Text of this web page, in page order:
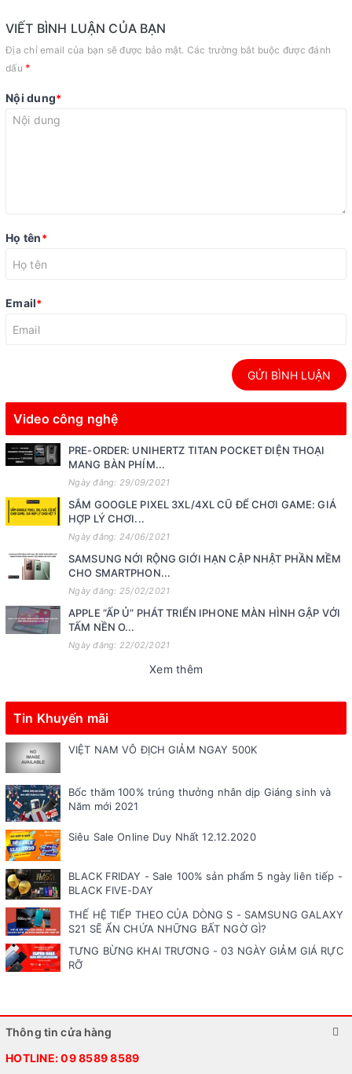
VIẾT BÌNH LUẬN CỦA BẠN
Địa chỉ email của bạn sẽ được bảo mật. Các trường bắt buộc được đánh
dấu *
Nội dung*
Họ tên*
Email*
GỬI BÌNH LUẬN
Video công nghệ
PRE-ORDER: UNIHERTZ TITAN POCKET ĐIỆN THOẠI
MANG BÀN PHÍM...
Ngày đăng: 29/09/2021
SẮM GOOGLE PIXEL 3XL/4XL CŨ ĐỂ CHƠI GAME: GIÁ
HỢP LÝ CHƠI...
Ngày đăng: 24/06/2021
SAMSUNG NỚI RỘNG GIỚI HẠN CẬP NHẬT PHẦN MỀM
CHO SMARTPHON...
Ngày đăng: 25/02/2021
APPLE “ẤP Ủ” PHÁT TRIỂN IPHONE MÀN HÌNH GẬP VỚI
TẤM NỀN O...
Ngày đăng: 22/02/2021
Xem thêm
Tin Khuyến mãi
VIỆT NAM VÔ ĐỊCH GIẢM NGAY 500K
Bốc thăm 100% trúng thưởng nhân dịp Giáng sinh và
Năm mới 2021
Siêu Sale Online Duy Nhất 12.12.2020
BLACK FRIDAY - Sale 100% sản phẩm 5 ngày liên tiếp -
BLACK FIVE-DAY
THẾ HỆ TIẾP THEO CỦA DÒNG S - SAMSUNG GALAXY
S21 SẼ ẨN CHỨA NHỮNG BẤT NGỜ GÌ?
TƯNG BỪNG KHAI TRƯƠNG - 03 NGÀY GIẢM GIÁ RỰC
RỠ
Thông tin cửa hàng
HOTLINE:09 8589 8589